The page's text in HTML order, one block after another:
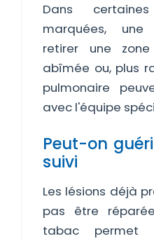
Dans
marquées,
retirer une
abîmée ou, plus
pulmonaire
avec l'équipe
Peut-on
suivi
Les lésions déjà
pas être
tabac permet